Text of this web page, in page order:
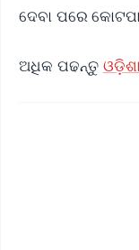
ଦେବା ପରେ
ଅଧିକ ପଢନ୍ତୁ ଓଡ଼ିଶା